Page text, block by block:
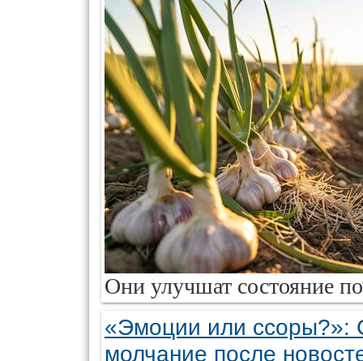
Они улучшат состояние
«Эмоции или ссоры?»:
молчание после